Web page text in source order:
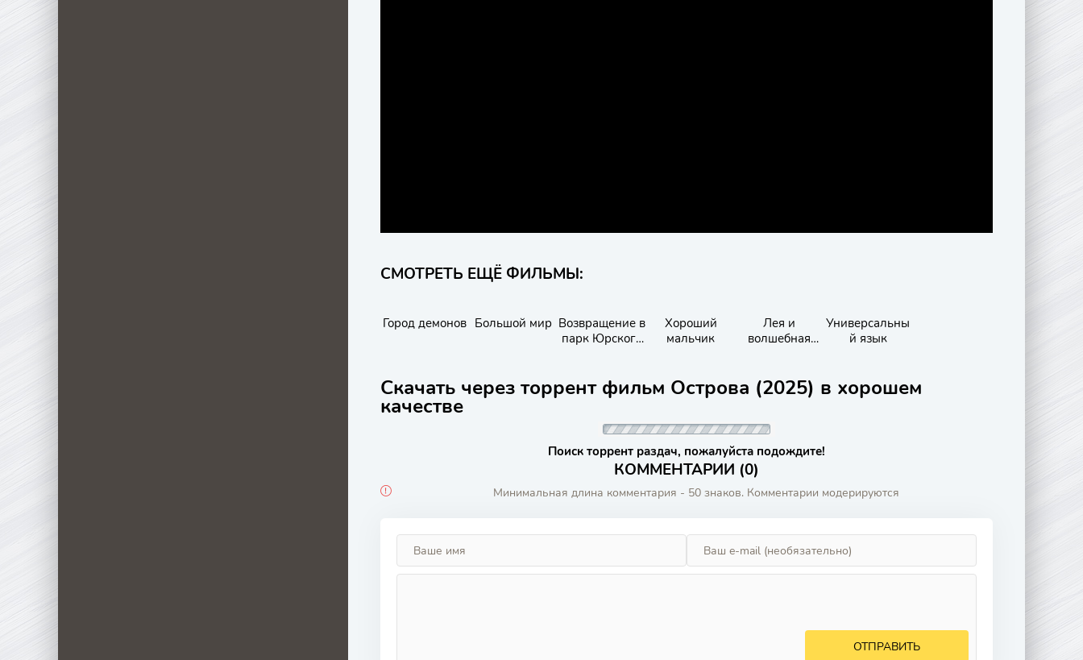
СМОТРЕТЬ ЕЩЁ ФИЛЬМЫ:
Город демонов Большой мир Возвращение в
парк Юрского
Хороший
мальчик
Лея и
волшебная
Универсальны
й язык
Скачать через торрент фильм Острова (2025) в хорошем
качестве
Поиск торрент раздач, пожалуйста подождите!
КОММЕНТАРИИ (0)
Минимальная длина комментария - 50 знаков. Комментарии модерируются
ОТПРАВИТЬ